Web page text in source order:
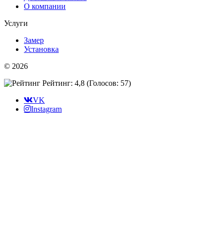
О компании
Услуги
Замер
Установка
© 2026
Рейтинг: 4,8 (Голосов: 57)
VK
Instagram